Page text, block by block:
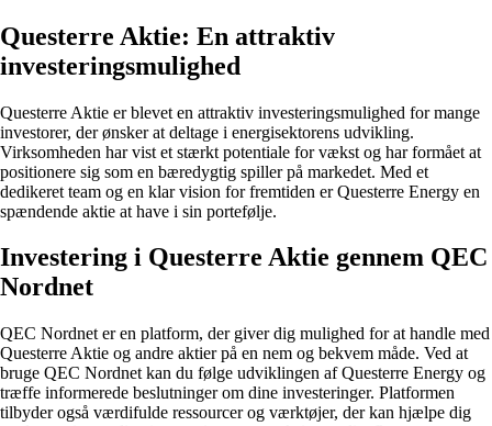
Questerre Aktie: En attraktiv
investeringsmulighed
Questerre Aktie er blevet en attraktiv investeringsmulighed for mange
investorer, der ønsker at deltage i energisektorens udvikling.
Virksomheden har vist et stærkt potentiale for vækst og har formået at
positionere sig som en bæredygtig spiller på markedet. Med et
dedikeret team og en klar vision for fremtiden er Questerre Energy en
spændende aktie at have i sin portefølje.
Investering i Questerre Aktie gennem QEC
Nordnet
QEC Nordnet er en platform, der giver dig mulighed for at handle med
Questerre Aktie og andre aktier på en nem og bekvem måde. Ved at
bruge QEC Nordnet kan du følge udviklingen af Questerre Energy og
træffe informerede beslutninger om dine investeringer. Platformen
tilbyder også værdifulde ressourcer og værktøjer, der kan hjælpe dig